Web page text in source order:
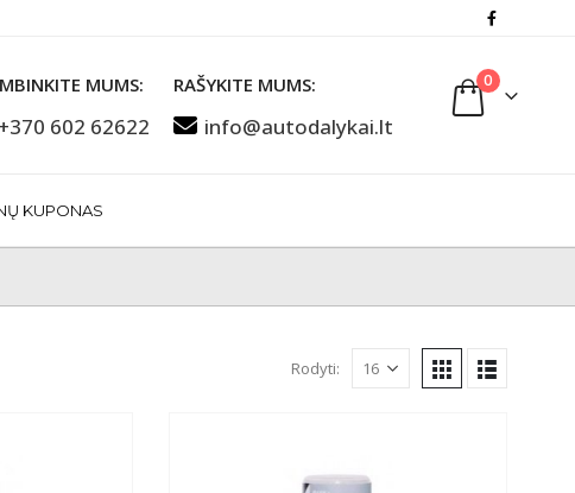
MUMS:
+370 602 62622
RAŠYKITE MUMS:
info@autodalykai.lt
0
KUPONAS
Rodyti: